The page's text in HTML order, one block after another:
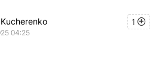
1
04:25